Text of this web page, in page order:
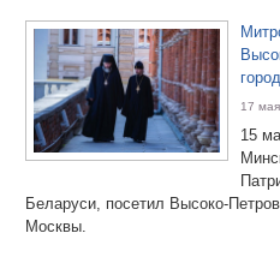
17
15
Беларуси, посетил Высоко-
Москвы.